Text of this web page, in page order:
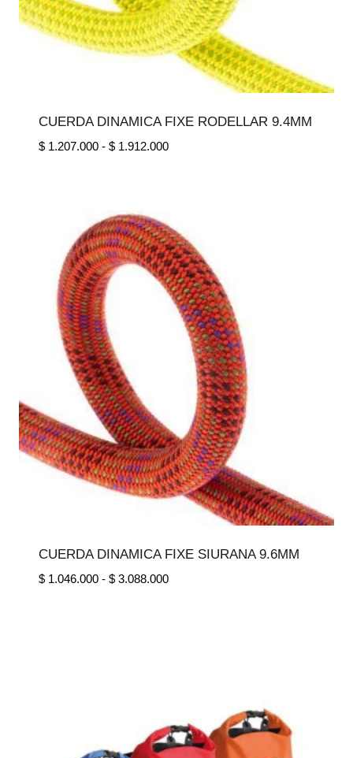
CUERDA DINAMICA FIXE RODELLAR 9.4MM
$1.207.000 - $1.912.000Rango
hasta
$ 1.912.000
CUERDA DINAMICA FIXE SIURANA 9.6MM
$1.046.000 - $3.088.000Rango